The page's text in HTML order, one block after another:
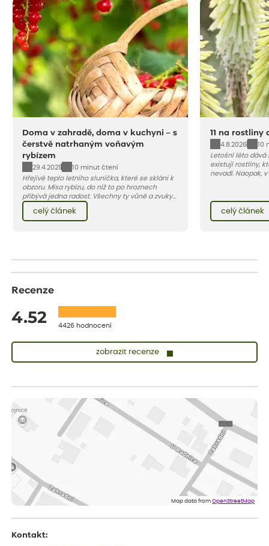
Doma v zahradě, doma v kuchyni – s
čerstvě natrhaným voňavým
rybízem
29.4.2021
10 minut čtení
Hřejivé teplo letního sluníčka, které se sklání k
obzoru. Mísa rybízu, do níž to po hroznech
přibývá jedna radost. Všechny ty vůně a zvuky
červencové zahrady. Sklizeň rybízu do kuchyně
vnese neuvěřitelný klid a radost. A taky trochu
bezstarostnosti dětství při mlsání babiččina
celý článek
11 na rostliny
4.8.2026
10
Letošní léto dává
existují rostliny,
nevadí. Naopak,
horké a suché
Pojďme se
celý článek
Recenze
4.52 4426 hodnocení
zobrazit recenze
Vše přišlo velice rychle krásně zabalené. Rostlinky po přesazení
velice dobře prospívají
Jarda
Dobrý den, byli jsme spokojeni
Eshop, objednání bylo v pořádku, žádný problém. Jen jsem byla
smutná z dodávky jedné kytky, která nebyla v nejlepší kondici a i
Map data fromOpenStreetMap
Kontakt: